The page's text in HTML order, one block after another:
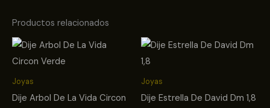
Productos relacionados
Joyas
Dije Arbol De La Vida Circon
Joyas
Dije Estrella De David Dm 1,8